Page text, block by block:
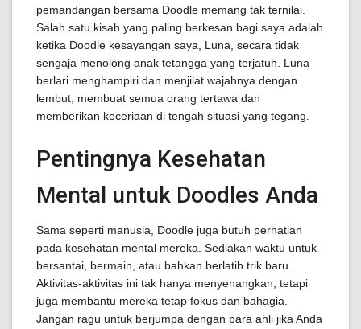
pemandangan bersama Doodle memang tak ternilai.
Salah satu kisah yang paling berkesan bagi saya adalah
ketika Doodle kesayangan saya, Luna, secara tidak
sengaja menolong anak tetangga yang terjatuh. Luna
berlari menghampiri dan menjilat wajahnya dengan
lembut, membuat semua orang tertawa dan
memberikan keceriaan di tengah situasi yang tegang.
Pentingnya Kesehatan
Mental untuk Doodles Anda
Sama seperti manusia, Doodle juga butuh perhatian
pada kesehatan mental mereka. Sediakan waktu untuk
bersantai, bermain, atau bahkan berlatih trik baru.
Aktivitas-aktivitas ini tak hanya menyenangkan, tetapi
juga membantu mereka tetap fokus dan bahagia.
Jangan ragu untuk berjumpa dengan para ahli jika Anda